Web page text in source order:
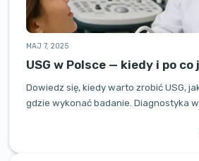
MAJ 7, 2025
USG w Polsce — kiedy i po
Dowiedz się, kiedy warto zrobić USG,
gdzie wykonać badanie. Diagnostyka w